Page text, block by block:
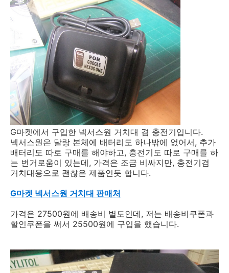
G마켓에서 구입한 넥서스원 거치대 겸 충전기입니다.
넥서스원은 달랑 본체에 배터리도 하나밖에 없어서, 추가
배터리도 따로 구매를 해야하고, 충전기도 따로 구매를 하
는 번거로움이 있는데, 가격은 조금 비싸지만, 충전기겸
거치대용으로 괜찮은 제품인듯 합니다.
G마켓 넥서스원 거치대 판매처
가격은 27500원에 배송비 별도인데, 저는 배송비쿠폰과
할인쿠폰을 써서 25500원에 구입을 했습니다.